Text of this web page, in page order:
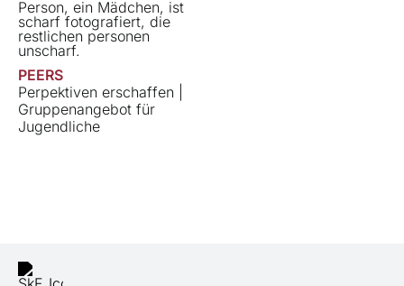
PEERS
Perpektiven erschaffen |
Gruppenangebot für
Jugendliche